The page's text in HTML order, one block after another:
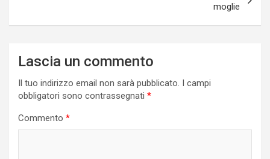
moglie
Lascia un commento
Il tuo indirizzo email non sarà pubblicato. I campi
obbligatori sono contrassegnati *
Commento *